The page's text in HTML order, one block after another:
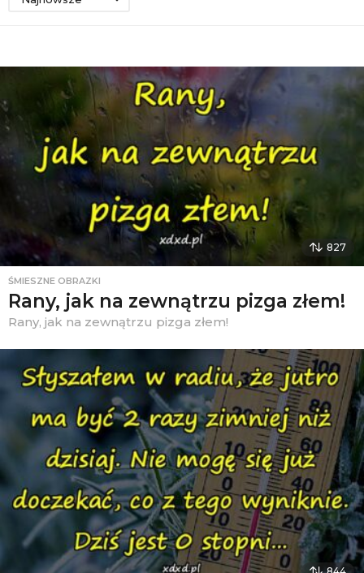
827
ŚMIESZNE OBRAZKI
Rany, jak na zewnątrzu pizga złem!
Rany, jak na zewnątrzu pizga złem!